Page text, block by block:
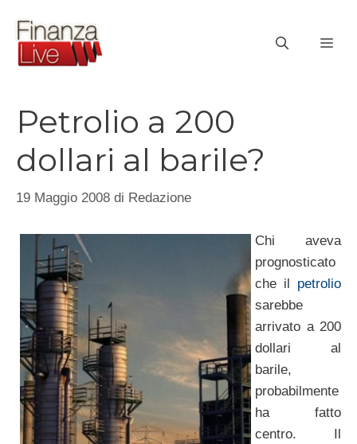
contenuto
Petrolio a 200
dollari al barile?
19 Maggio 2008 di Redazione
Chi aveva
prognosticato
che il petrolio
sarebbe
arrivato a 200
dollari al
barile,
probabilmente
ha fatto
centro. Il